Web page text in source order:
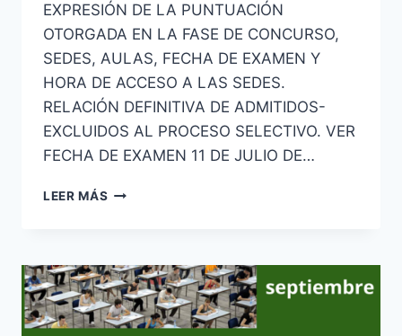
EXPRESIÓN DE LA PUNTUACIÓN
OTORGADA EN LA FASE DE CONCURSO,
SEDES, AULAS, FECHA DE EXAMEN Y
HORA DE ACCESO A LAS SEDES.
RELACIÓN DEFINITIVA DE ADMITIDOS-
EXCLUIDOS AL PROCESO SELECTIVO. VER
FECHA DE EXAMEN 11 DE JULIO DE…
LEER MÁS PUBLICADA
ADMITIDOS
Y
EXCLUIDOS
A